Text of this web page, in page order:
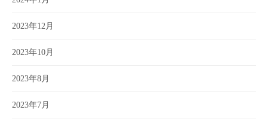
2023年12月
2023年10月
2023年8月
2023年7月